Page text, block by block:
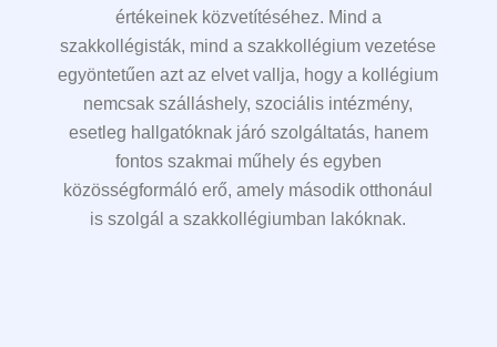
értékeinek közvetítéséhez. Mind a
szakkollégisták, mind a szakkollégium vezetése
egyöntetűen azt az elvet vallja, hogy a kollégium
nemcsak szálláshely, szociális intézmény,
esetleg hallgatóknak járó szolgáltatás, hanem
fontos szakmai műhely és egyben
közösségformáló erő, amely második otthonául
is szolgál a szakkollégiumban lakóknak.